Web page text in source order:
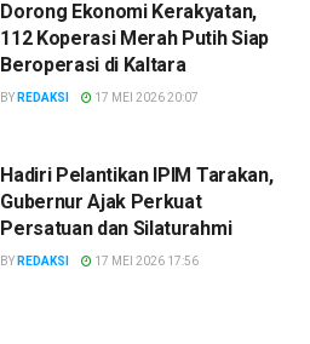
Dorong Ekonomi Kerakyatan,
112 Koperasi Merah Putih Siap
Beroperasi di Kaltara
BY REDAKSI 17 MEI 2026 20:07
Hadiri Pelantikan IPIM Tarakan,
Gubernur Ajak Perkuat
Persatuan dan Silaturahmi
BY REDAKSI 17 MEI 2026 17:56